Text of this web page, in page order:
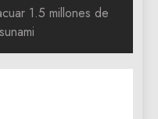
1.5 millones de